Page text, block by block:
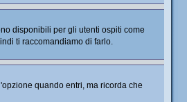
disponibili per gli utenti ospiti come
ti raccomandiamo di farlo.
quando entri, ma ricorda che